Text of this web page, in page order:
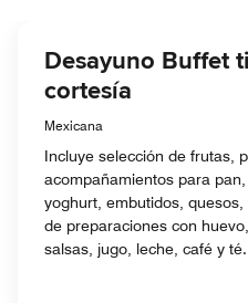
Desayuno Buffet
cortesía
Mexicana
Incluye selección de frutas,
acompañamientos para
yoghurt, embutidos,
de preparaciones con
salsas, jugo, leche, café y